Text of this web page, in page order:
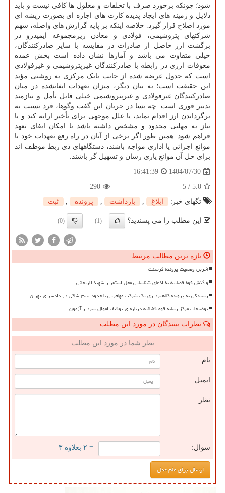
شود؛ چونکه برخورد صرف با تخلفات و معلول ها کافی نیست و باید
دلایل و زمینه های ایجاد پدیده کارت های اجاره ای بصورت ریشه ای
مورد اصلاح قرار گیرد. خلاصه اینکه بر پایه گزارش های واصله، سهم
شرکتهای پتروشیمی، فولادی و معادن زیرمجموعه ایمیدرو در
برگشت ارز حاصل از صادرات در مقایسه با سایر صادرکنندگان،
خیلی متفاوت می باشد و آمارها نشان داده است بخش عمده
معوقات ارزی در رابطه با صادرکنندگان غیرپتروشیمی و غیرفولادی
است که جدول عرضه شده از جانب بانک مرکزی به روشنی مؤید
این حقیقت است؛ به بیان دیگر، میزان تعهدات ایفانشده در میان
صادرکنندگان غیرفولادی و غیرپتروشیمی خیلی قابل تأمل و نیازمند
تدبیر فوری است. چه بسا در جریان این گفت وگوها، فرد نسبت به
برگرداندن ارز اقدام نماید، یا علل موجهی برای تأخیر ارایه کند و یا
نیاز به مهلتی محدود و مشخص داشته باشد تا امکان ایفای تعهد
فراهم شود. همین طور اگر برخی از آنان در راه رفع تعهدات خود با
موانع اجرائی یا اداری مواجه باشند، دستگاههای ذی ربط موظف اند
برای حل آن موانع یاری رسان و تسهیل گر باشند.
1404/07/30
16:41:39
5.0
/
5
290
تگهای خبر:
ابلاغ , بازداشت , پرونده , ثبت
این مطلب را می پسندید؟ (1)
(0)
تازه ترین مطالب مرتبط
آخرین وضعیت پرونده کرسنت
واکنش قوه قضاییه به ادعای شناسایی محل استقرار شهید لاریجانی
رسیدگی به پرونده کلاهبرداری یک شرکت مهاجرتی با حدود ۳۰۰ شاکی در دادسرای تهران
توضیحات مرکز رسانه قوه قضائیه درباره ی توقیف اموال سردار آزمون
نظرات بینندگان در مورد این مطلب
نظر شما در مورد این مطلب
نام:
ایمیل:
نظر:
سوال: = ۲ بعلاوه ۳